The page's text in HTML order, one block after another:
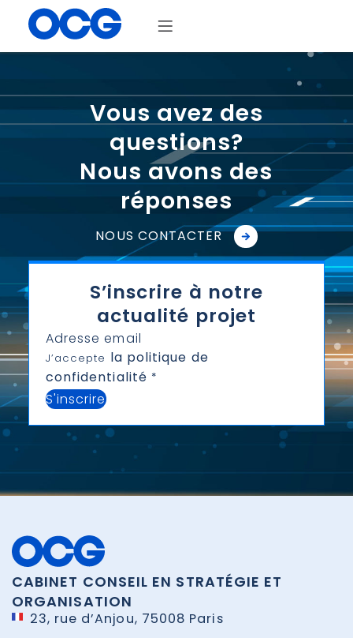
Vous avez des
questions?
Nous avons des
réponses
NOUS CONTACTER
S’inscrire à notre
actualité projet
J’accepte la politique de
confidentialité *
S'inscrire
CABINET CONSEIL EN STRATÉGIE ET
ORGANISATION
23, rue d’Anjou, 75008 Paris